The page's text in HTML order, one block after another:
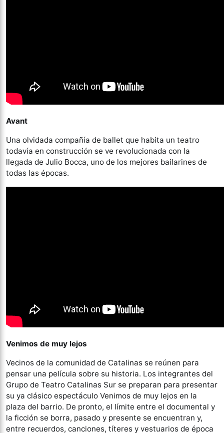
Avant
Una olvidada compañía de ballet que habita un teatro
todavía en construcción se ve revolucionada con la
llegada de Julio Bocca, uno de los mejores bailarines de
todas las épocas.
Venimos de muy lejos
Vecinos de la comunidad de Catalinas se reúnen para
pensar una película sobre su historia. Los integrantes del
Grupo de Teatro Catalinas Sur se preparan para presentar
su ya clásico espectáculo Venimos de muy lejos en la
plaza del barrio. De pronto, el límite entre el documental y
la ficción se borra, pasado y presente se encuentran y,
entre recuerdos, canciones, títeres y vestuarios de época